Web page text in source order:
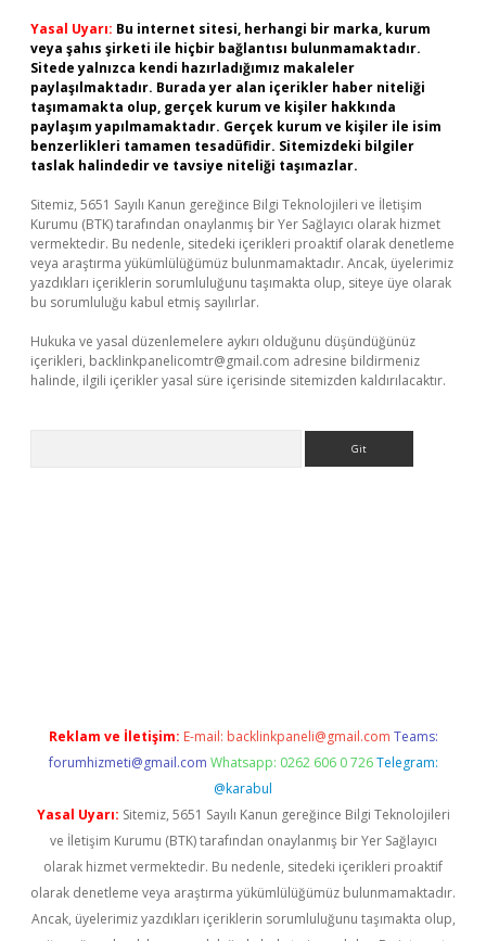
Yasal Uyarı: Bu internet sitesi, herhangi bir marka, kurum
veya şahıs şirketi ile hiçbir bağlantısı bulunmamaktadır.
Sitede yalnızca kendi hazırladığımız makaleler
paylaşılmaktadır. Burada yer alan içerikler haber niteliği
taşımamakta olup, gerçek kurum ve kişiler hakkında
paylaşım yapılmamaktadır. Gerçek kurum ve kişiler ile isim
benzerlikleri tamamen tesadüfidir. Sitemizdeki bilgiler
taslak halindedir ve tavsiye niteliği taşımazlar.
Sitemiz, 5651 Sayılı Kanun gereğince Bilgi Teknolojileri ve İletişim
Kurumu (BTK) tarafından onaylanmış bir Yer Sağlayıcı olarak hizmet
vermektedir. Bu nedenle, sitedeki içerikleri proaktif olarak denetleme
veya araştırma yükümlülüğümüz bulunmamaktadır. Ancak, üyelerimiz
yazdıkları içeriklerin sorumluluğunu taşımakta olup, siteye üye olarak
bu sorumluluğu kabul etmiş sayılırlar.
Hukuka ve yasal düzenlemelere aykırı olduğunu düşündüğünüz
içerikleri, backlinkpanelicomtr@gmail.com adresine bildirmeniz
halinde, ilgili içerikler yasal süre içerisinde sitemizden kaldırılacaktır.
Reklam ve İletişim: E-mail: backlinkpaneli@gmail.com Teams:
forumhizmeti@gmail.com Whatsapp: 0262 606 0 726 Telegram:
@karabul
Yasal Uyarı: Sitemiz, 5651 Sayılı Kanun gereğince Bilgi Teknolojileri
ve İletişim Kurumu (BTK) tarafından onaylanmış bir Yer Sağlayıcı
olarak hizmet vermektedir. Bu nedenle, sitedeki içerikleri proaktif
olarak denetleme veya araştırma yükümlülüğümüz bulunmamaktadır.
Ancak, üyelerimiz yazdıkları içeriklerin sorumluluğunu taşımakta olup,